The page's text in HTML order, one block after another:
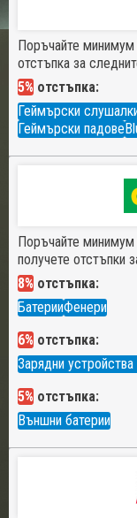
Поръчайте минимум
отстъпка за
5% отстъпка:
Геймърски
Геймърски падове
Поръчайте минимум
получете отстъпки
8% отстъпка:
БатерииФенери
6% отстъпка:
Зарядни
5% отстъпка:
Външни батерии